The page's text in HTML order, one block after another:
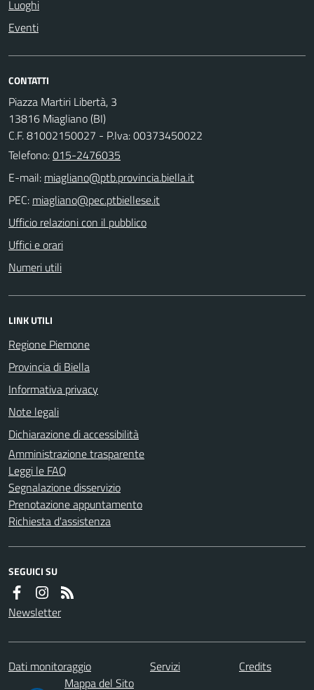
Luoghi
Eventi
CONTATTI
Piazza Martiri Libertà, 3
13816 Miagliano (BI)
C.F. 81002150027 - P.Iva: 00373450022
Telefono:015-2476035
E-mail:
PEC:
Ufficio relazioni con il pubblico
Uffici e orari
Numeri utili
LINK UTILI
Regione Piemone
Provincia di Biella
Informativa privacy
Note legali
Dichiarazione di accessibilità
Amministrazione trasparente
Leggi le FAQ
Segnalazione disservizio
Prenotazione appuntamento
Richiesta d'assistenza
SEGUICI SU
Newsletter
Dati monitoraggio Servizi
Credits
Mappa del Sito